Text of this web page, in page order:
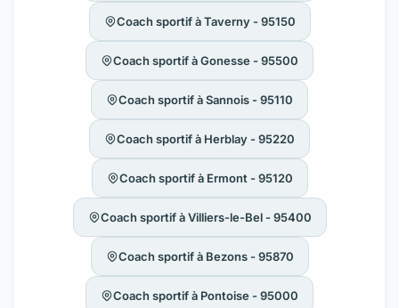
Coach sportif à Taverny - 95150
Coach sportif à Gonesse - 95500
Coach sportif à Sannois - 95110
Coach sportif à Herblay - 95220
Coach sportif à Ermont - 95120
Coach sportif à Villiers-le-Bel - 95400
Coach sportif à Bezons - 95870
Coach sportif à Pontoise - 95000